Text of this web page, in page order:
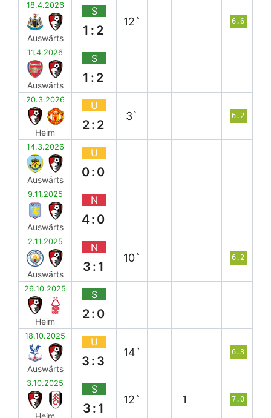
18.4.2026
Auswärts
S
1:2
12` 6.6
11.4.2026
Auswärts
S
1:2
20.3.2026
Heim
U
2:2
3` 6.2
14.3.2026
Auswärts
U
0:0
9.11.2025
Auswärts
N
4:0
2.11.2025
Auswärts
N
3:1
10` 6.2
26.10.2025
Heim
S
2:0
18.10.2025
Auswärts
U
3:3
14` 6.3
3.10.2025
Heim
S
3:1
12` 1 7.0